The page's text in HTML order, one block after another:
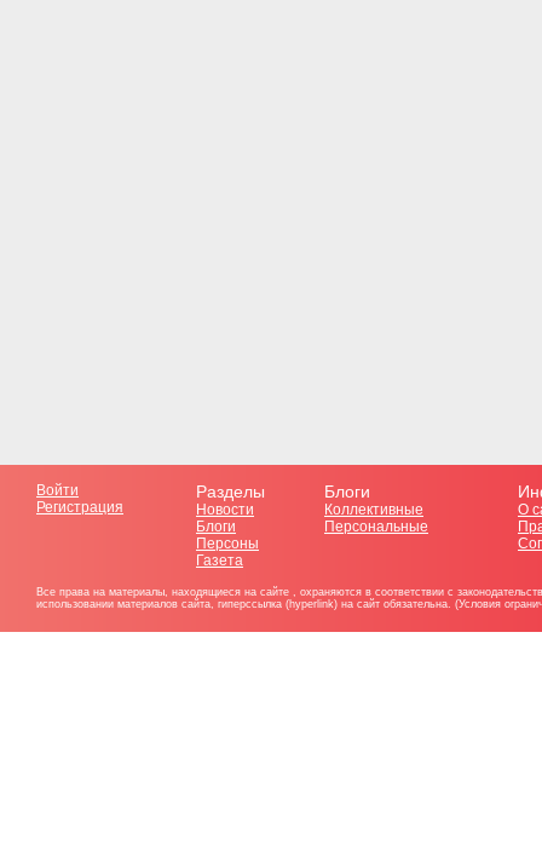
Войти
Регистрация
Разделы
Новости
Блоги
Персоны
Газета
Блоги
Коллективные
Персональные
О
Все права на материалы, находящиеся на сайте , охраняются в соответствии с
использовании материалов сайта, гиперссылка (hyperlink) на сайт обязательна. (Условия